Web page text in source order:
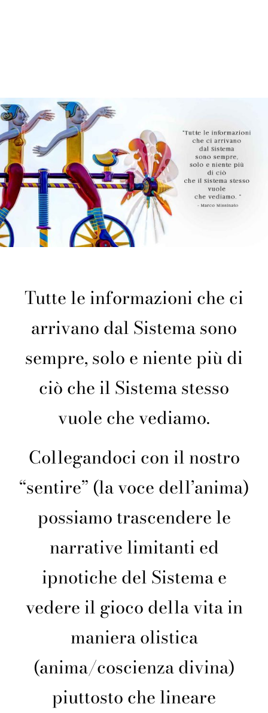
Tutte le informazioni che ci
arrivano dal Sistema sono
sempre, solo e niente più di
ciò che il Sistema stesso
vuole che vediamo.
Collegandoci con il nostro
“sentire” (la voce dell’anima)
possiamo trascendere le
narrative limitanti ed
ipnotiche del Sistema e
vedere il gioco della vita in
maniera olistica
(anima/coscienza divina)
piuttosto che lineare